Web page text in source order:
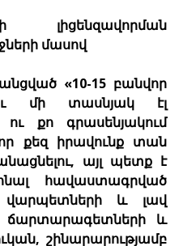
լիցենզավորման
մասով
«10-15 բանվոր
մի տասնյակ էլ
քո գրասենյակում
քեզ իրավունք տան
այլ պետք է
հավաստագրված
վարպետների և լավ
ճարտարագետների և
շինարարությամբ